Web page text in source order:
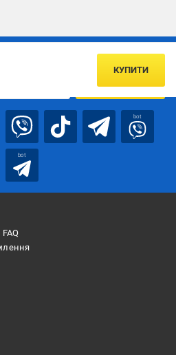
КУПИТИ
першим про акції та пропозиції
ПІДПИСАТИСЯ
bot
bot